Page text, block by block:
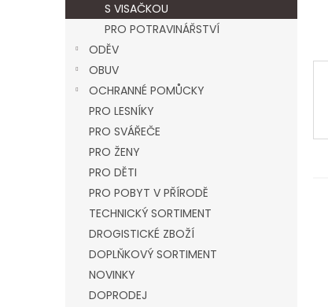
S VISAČKOU
PRO POTRAVINÁŘSTVÍ
ODĚV
OBUV
OCHRANNÉ POMŮCKY
PRO LESNÍKY
PRO SVÁŘEČE
PRO ŽENY
PRO DĚTI
PRO POBYT V PŘÍRODĚ
TECHNICKÝ SORTIMENT
DROGISTICKÉ ZBOŽÍ
DOPLŇKOVÝ SORTIMENT
NOVINKY
DOPRODEJ